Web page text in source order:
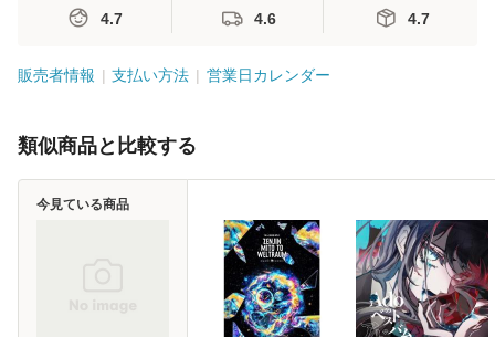
4.7 4.6 4.7
販売者情報 支払い方法 営業日カレンダー
類似商品と比較する
今見ている商品